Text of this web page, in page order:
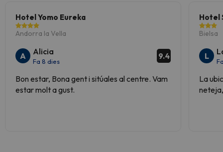
Hotel Yomo Eureka
Andorra la Vella
A Alicia
Fa 8 dies
9.4
Bon estar, Bona gent i sitúales al centre. Vam
estar molt a gust.
Hotel
Bielsa
L
La